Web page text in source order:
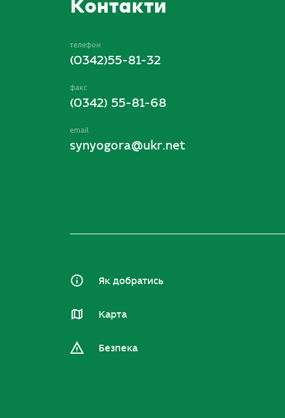
Контакти
телефон
(0342)55-81-32
факс
(0342) 55-81-68
email
synyogora@ukr.net
Як добратись
Карта
Безпека